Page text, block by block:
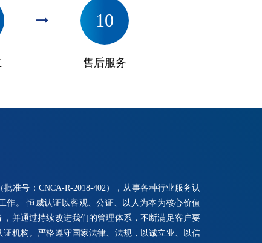
10
售后服务
准号：CNCA-R-2018-402），从事各种行业服务认
作。 恒威认证以客观、公证、以人为本为核心价值
并通过持续改进我们的管理体系，不断满足客户要
机构。严格遵守国家法律、法规，以诚立业、以信